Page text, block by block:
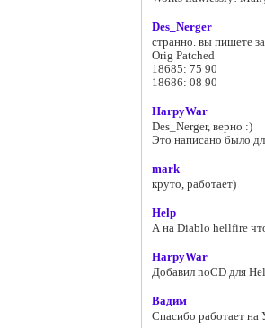
Des_Nerger
странно. вы пишете
Orig Patched
18685: 75 90
18686: 08 90
HarpyWar
Des_Nerger, верно :)
Это написано было
mark
круто, работает)
Help
А на Diablo hellfire
HarpyWar
Добавил noCD для
Вадим
Спасибо работает на